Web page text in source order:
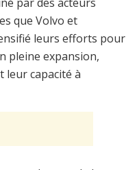
que Volvo et
leurs efforts pour
pleine expansion,
leur capacité à